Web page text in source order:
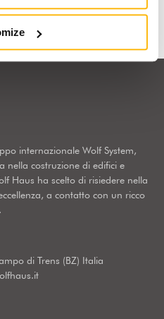
internazionale Wolf System,
nella costruzione di edifici e
Haus ha scelto di risiedere nella
a contatto con un ricco
di Trens (BZ) Italia